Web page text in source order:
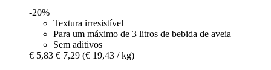
-20%
Textura irresistível
Para um máximo de 3 litros de bebida de aveia
Sem aditivos
€ 5,83 € 7,29 (€ 19,43 / kg)